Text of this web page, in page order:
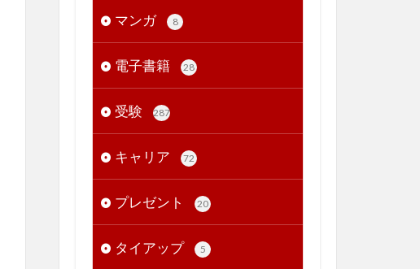
マンガ
8
電子書籍 28
受験 287
キャリア 72
プレゼント 20
タイアップ 5